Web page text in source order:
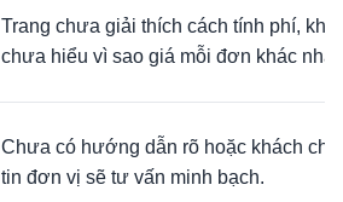
Trang chưa giải thích cách tính phí,
chưa hiểu vì sao giá mỗi đơn khác
Chưa có hướng dẫn rõ hoặc khách
tin đơn vị sẽ tư vấn minh bạch.